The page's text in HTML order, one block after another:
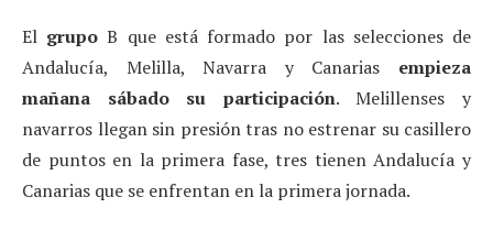
El grupo B que está formado por las selecciones de
Andalucía, Melilla, Navarra y Canarias empieza
mañana sábado su participación. Melillenses y
navarros llegan sin presión tras no estrenar su casillero
de puntos en la primera fase, tres tienen Andalucía y
Canarias que se enfrentan en la primera jornada.